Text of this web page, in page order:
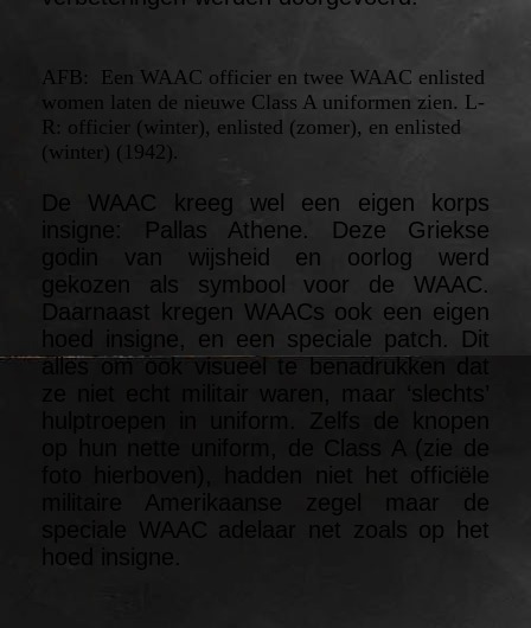
AFB: Een WAAC officier en twee WAAC enlisted
women laten de nieuwe Class A uniformen zien. L-
R: officier (winter), enlisted (zomer), en enlisted
(winter) (1942).
De WAAC kreeg wel een eigen korps
insigne: Pallas Athene. Deze Griekse
godin van wijsheid en oorlog werd
gekozen als symbool voor de WAAC.
Daarnaast kregen WAACs ook een eigen
hoed insigne, en een speciale patch. Dit
alles om ook visueel te benadrukken dat
ze niet echt militair waren, maar ‘slechts’
hulptroepen in uniform. Zelfs de knopen
op hun nette uniform, de Class A (zie de
foto hierboven), hadden niet het officiële
militaire Amerikaanse zegel maar de
speciale WAAC adelaar net zoals op het
hoed insigne.